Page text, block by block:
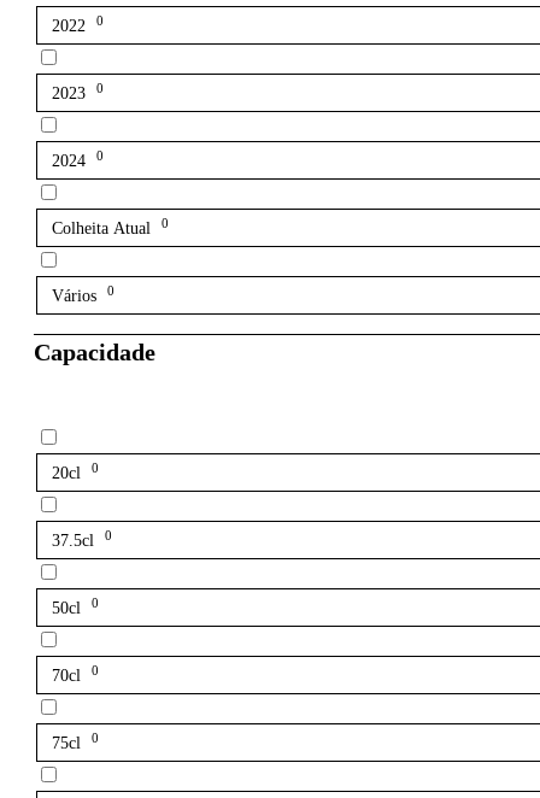
2022 0
2023 0
2024 0
Colheita Atual 0
Vários 0
Capacidade
20cl 0
37.5cl 0
50cl 0
70cl 0
75cl 0